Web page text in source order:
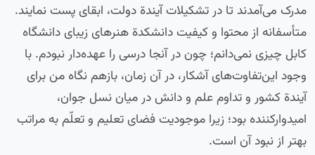
مدرک می‌آمدند تا در تشکیلات آیندة دولت، ابقای پست نمایند.
متأسفانه از محتوا و کیفیت دانشکدة هنرهای زیبای دانشگاه
کابل چیزی نمی‌دانم؛ چون در آنجا درسی را عهده‌دار نبودم. با
وجود این‌تفاوت‌های آشکار، در آن زمان، بازهم نگاه من برای
آیندة کشور و تداوم علم و دانش در میان نسل جوان،
امیدوارکننده بود؛ زیرا موجودیت فضای تعلیم و تعلّم به مراتب
بهتر از نبود آن است.